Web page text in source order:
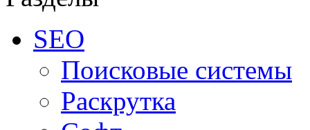
SEO
Поисковые системы
Раскрутка